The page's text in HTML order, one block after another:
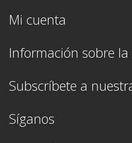
Mi cuenta
Información sobre
Subscríbete a
Síganos